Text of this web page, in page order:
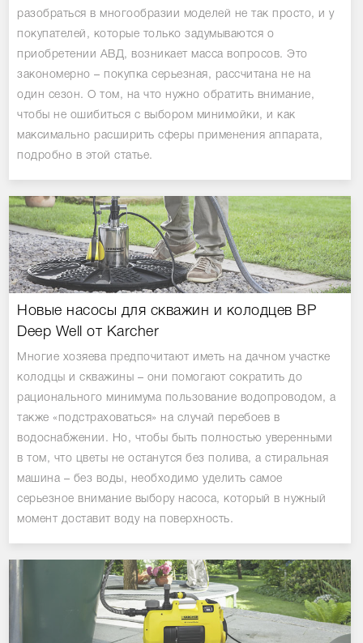
разобраться в многообразии моделей не так просто, и у
покупателей, которые только задумываются о
приобретении АВД, возникает масса вопросов. Это
закономерно – покупка серьезная, рассчитана не на
один сезон. О том, на что нужно обратить внимание,
чтобы не ошибиться с выбором минимойки, и как
максимально расширить сферы применения аппарата,
подробно в этой статье.
Новые насосы для скважин и колодцев BP
Deep Well от Karcher
Многие хозяева предпочитают иметь на дачном участке
колодцы и скважины – они помогают сократить до
рационального минимума пользование водопроводом, а
также «подстраховаться» на случай перебоев в
водоснабжении. Но, чтобы быть полностью уверенными
в том, что цветы не останутся без полива, а стиральная
машина – без воды, необходимо уделить самое
серьезное внимание выбору насоса, который в нужный
момент доставит воду на поверхность.